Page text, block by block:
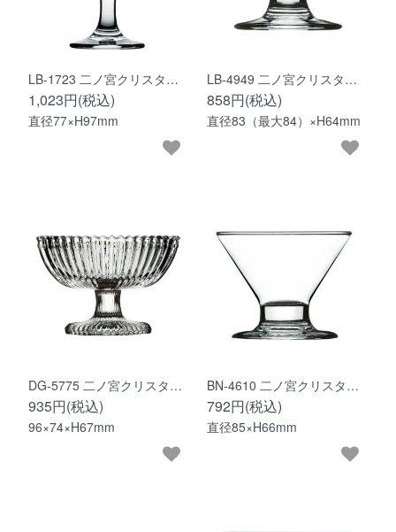
LB-1723 二ノ宮クリスタ…
1,023円(税込)
直径77×H97mm
LB-4949 二ノ宮クリスタ…
858円(税込)
直径83（最大84）×H64mm
DG-5775 二ノ宮クリスタ…
935円(税込)
96×74×H67mm
BN-4610 二ノ宮クリスタ…
792円(税込)
直径85×H66mm